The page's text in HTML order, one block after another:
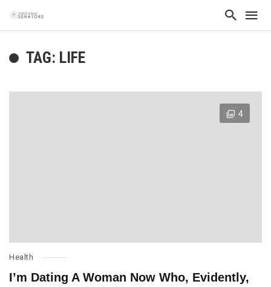
TAG: LIFE
4
Health
I’m Dating A Woman Now Who, Evidently,